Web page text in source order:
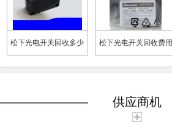
松下光电开关回收多少
钱
松下光电开关回收费用
供应商机